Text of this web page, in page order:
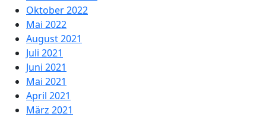
Oktober 2022
Mai 2022
August 2021
Juli 2021
Juni 2021
Mai 2021
April 2021
März 2021